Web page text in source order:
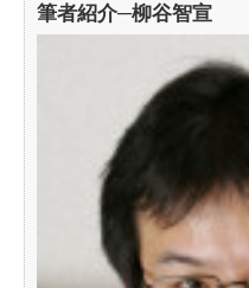
筆者紹介─柳谷智宣